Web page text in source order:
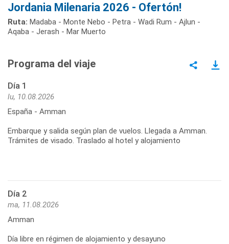
Jordania Milenaria 2026 - Ofertón!
Ruta: Madaba - Monte Nebo - Petra - Wadi Rum - Ajlun -
Aqaba - Jerash - Mar Muerto
Programa del viaje
Día 1
lu, 10.08.2026
España - Amman
Embarque y salida según plan de vuelos. Llegada a Amman.
Trámites de visado. Traslado al hotel y alojamiento
Día 2
ma, 11.08.2026
Amman
Día libre en régimen de alojamiento y desayuno